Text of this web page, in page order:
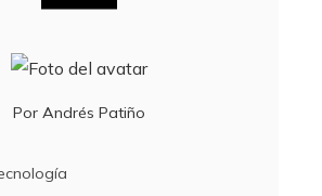
Por Andrés Patiño